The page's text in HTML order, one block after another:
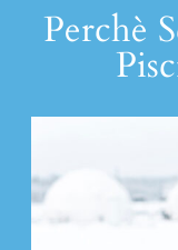
Perchè